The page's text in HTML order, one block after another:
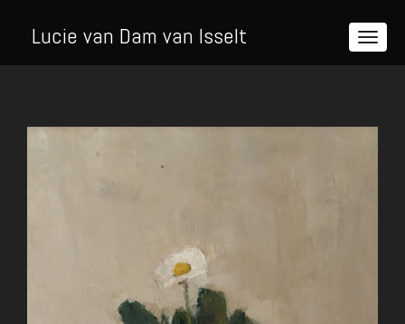
Lucie van Dam van Isselt